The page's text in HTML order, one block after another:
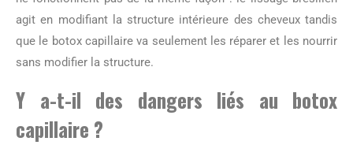
agit en modifiant la structure intérieure des cheveux tandis
que le botox capillaire va seulement les réparer et les nourrir
sans modifier la structure.
Y a-t-il des dangers liés au botox
capillaire ?